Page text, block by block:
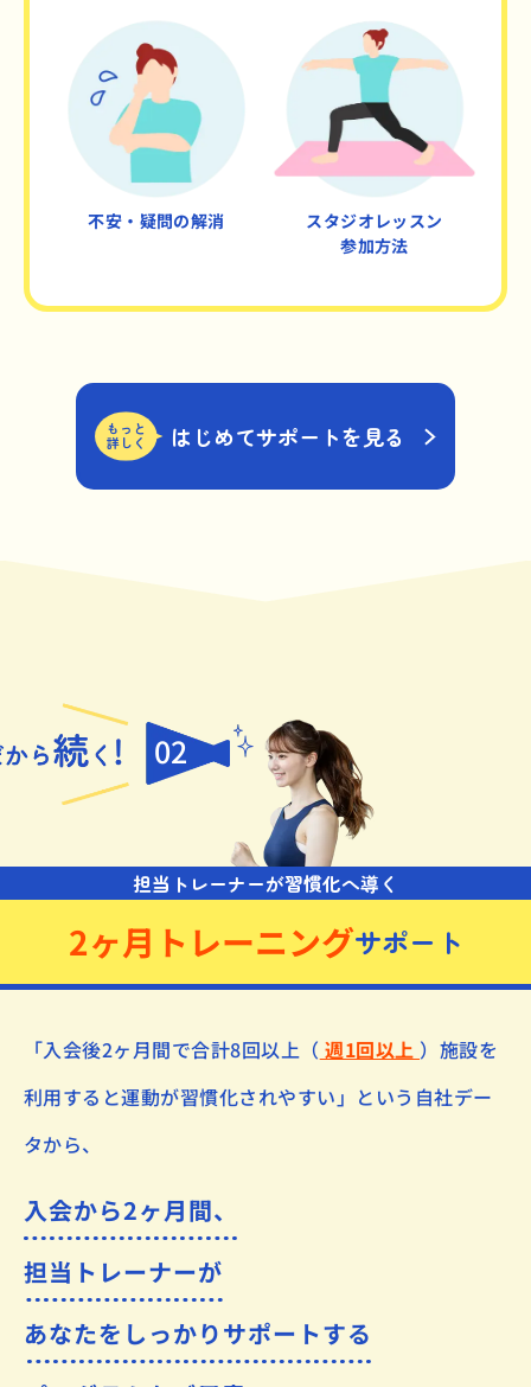
不安・疑問の解消
スタジオレッスン
参加方法
もっと
詳しく はじめてサポートを見る
サポート
2ヶ月トレーニング
担当トレーナーが習慣化へ導く
02
「入会後2ヶ月間で合計8回以上（ 週1回以上 ） 施設を
利用すると運動が習慣化されやすい」 という自社デー
タから、
入会から2ヶ月間、
担当トレーナーが
あなたをしっかりサポートする